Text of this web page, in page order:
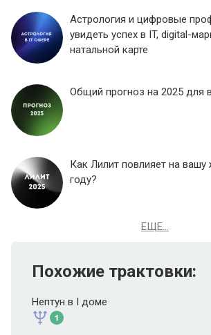
Астрология и цифровые
увидеть успех в IT, digital-
натальной карте
Общий прогноз на 2025 для
Как Лилит повлияет на вашу
году?
ЕЩЕ...
Похожие трактовки:
Нептун в I доме